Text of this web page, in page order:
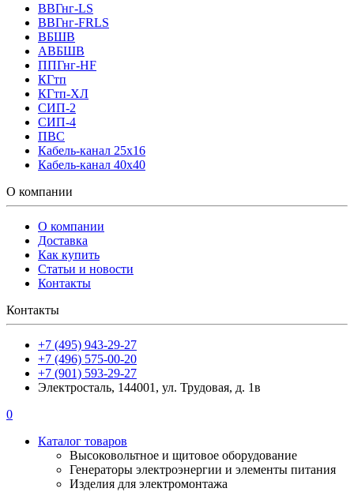
ВВГнг-LS
ВВГнг-FRLS
ВБШВ
АВБШВ
ППГнг-HF
КГтп
КГтп-ХЛ
СИП-2
СИП-4
ПВС
Кабель-канал 25х16
Кабель-канал 40х40
О компании
О компании
Доставка
Как купить
Статьи и новости
Контакты
Контакты
+7 (495) 943-29-27
+7 (496) 575-00-20
+7 (901) 593-29-27
Электросталь, 144001, ул. Трудовая, д. 1в
0
Каталог товаров
Высоковольтное и щитовое оборудование
Генераторы электроэнергии и элементы питания
Изделия для электромонтажа